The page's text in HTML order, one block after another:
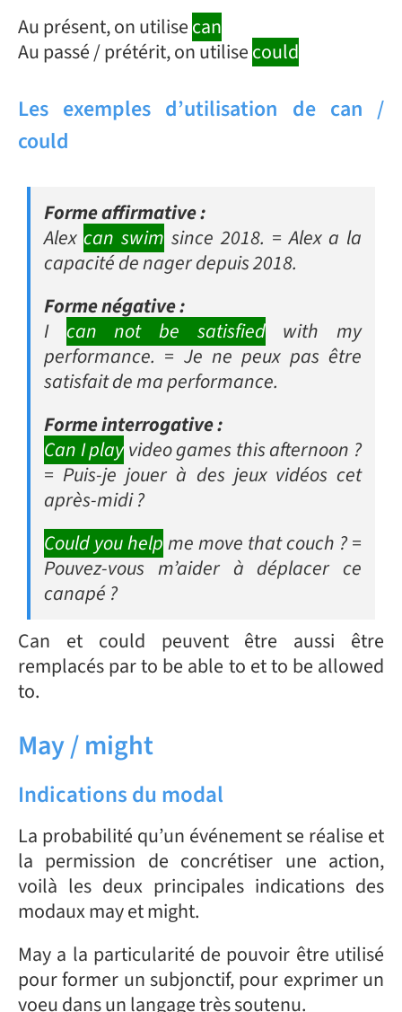
Au présent, on utilisecan
Au passé / prétérit, on utilisecould
Les exemples d’utilisation de can /
could
Forme affirmative :
Alex can swim since 2018. = Alex a la
capacité de nager depuis 2018.
Forme négative :
I can not be satisfiedwith my
performance. = Je ne peux pas être
satisfait de ma performance.
Forme interrogative :
Can I playvideo games this afternoon ?
= Puis-je jouer à des jeux vidéos cet
après-midi ?
Could you helpme move that couch ?=
Pouvez-vous m’aider à déplacer ce
canapé ?
Can et could peuvent être aussi être
remplacés par to be able to et to be allowed
to.
May / might
Indications du modal
La probabilité qu’un événement se réalise et
la permission de concrétiser une action,
voilà les deux principales indications des
modaux may et might.
May a la particularité de pouvoir être utilisé
pour former un subjonctif, pour exprimer un
voeu dans un langage très soutenu.